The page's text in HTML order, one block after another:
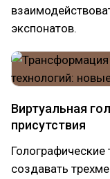
экспонатов.
Виртуальная
присутствия
создавать